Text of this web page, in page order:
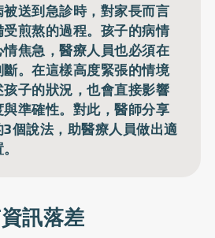
送到急診時，對家長而言
煎熬的過程。孩子的病情
焦急，醫療人員也必須在
。在這樣高度緊張的情境
子的狀況，也會直接影響
準確性。對此，醫師分享
個說法，助醫療人員做出適
訊落差